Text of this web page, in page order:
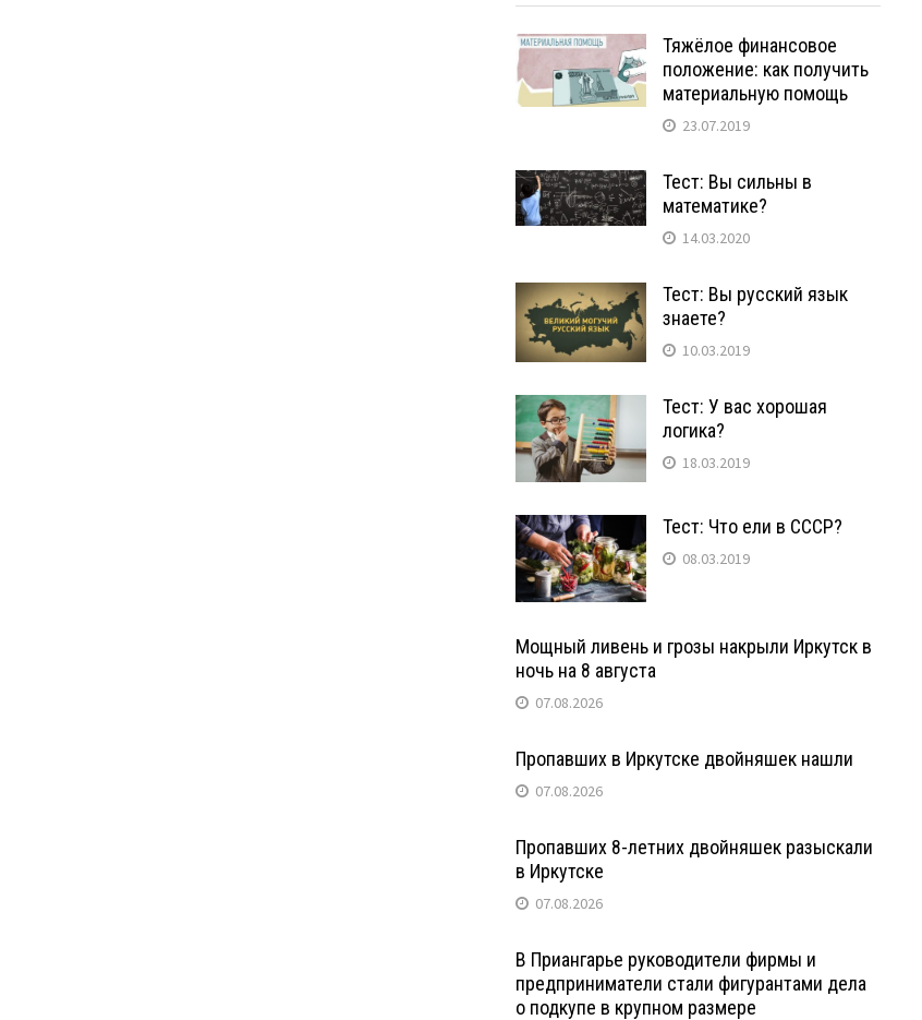
Тяжёлое финансовое
положение: как получить
материальную помощь
23.07.2019
Тест: Вы сильны в
математике?
14.03.2020
Тест: Вы русский язык
знаете?
10.03.2019
Тест: У вас хорошая
логика?
18.03.2019
Тест: Что ели в СССР?
08.03.2019
Мощный ливень и грозы накрыли Иркутск в
ночь на 8 августа
07.08.2026
Пропавших в Иркутске двойняшек нашли
07.08.2026
Пропавших 8-летних двойняшек разыскали
в Иркутске
07.08.2026
В Приангарье руководители фирмы и
предприниматели стали фигурантами дела
о подкупе в крупном размере